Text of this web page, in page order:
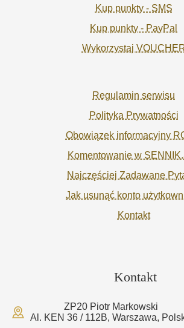
Kup punkty - SMS
Kup punkty - PayPal
Wykorzystaj
Regulamin serwisu
Polityka Prywatności
Obowiązek informacyjny
Komentowanie w
Najczęściej Zadawane
Jak usunąć konto
Kontakt
Kontakt
ZP20 Piotr Markowski
Al. KEN 36 / 112B, Warszawa,